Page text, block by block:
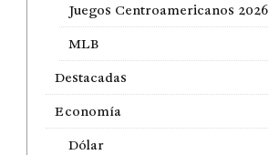
Juegos Centroamericanos 2026
MLB
Destacadas
Economía
Dólar